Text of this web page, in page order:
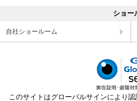
ショー
自社ショールーム
このサイトはグローバルサインにより